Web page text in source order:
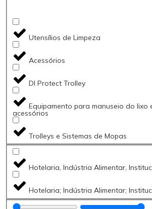
Utensílios de Limpeza
Acessórios
DI Protect Trolley
Equipamento para manuseio do lixo
acessórios
Trolleys e Sistemas de Mopas
Hotelaria, Indústria Alimentar,
Hotelaria; Indústria Alimentar;